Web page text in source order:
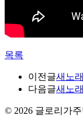
목록
이전글새노
다음글새노
© 2026 글로리가주